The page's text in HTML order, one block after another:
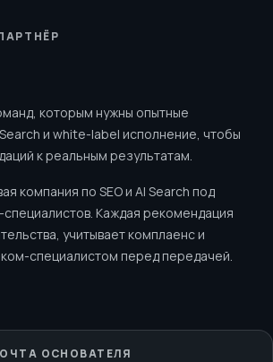
которым нужны опытные
Search и white-label исполнение, чтобы
к реальным результатам.
компания по SEO и AI Search под
Каждая рекомендация
учитывает комплаенс и
специалистом перед передачей.
ОСНОВАТЕЛЯ